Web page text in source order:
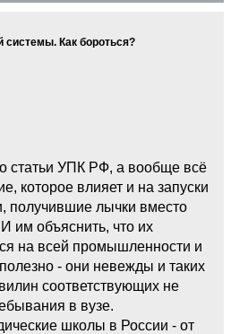
системы. Как бороться?
статьи УПК РФ, а вообще всё
которое влияет и на запуски
получившие лычки вместо
им объяснить, что их
на всей промышленности и
- они невежды и таких
соответствующих не
в вузе.
школы в России - от